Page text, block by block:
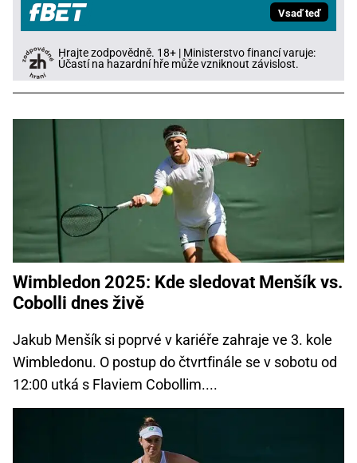
Vsaď teď
Hrajte zodpovědně. 18+ | Ministerstvo financí varuje:
Účastí na hazardní hře může vzniknout závislost.
Wimbledon 2025: Kde sledovat Menšík vs.
Cobolli dnes živě
Jakub Menšík si poprvé v kariéře zahraje ve 3. kole
Wimbledonu. O postup do čtvrtfinále se v sobotu od
12:00 utká s Flaviem Cobollim....